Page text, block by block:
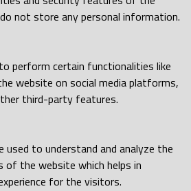
not store any personal information.
perform certain functionalities like
website on social media platforms,
third-party features.
used to understand and analyze the
of the website which helps in
for the visitors.